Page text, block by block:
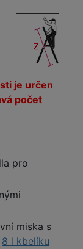
je určen
počet
pro
miska s
8 l kbelíku